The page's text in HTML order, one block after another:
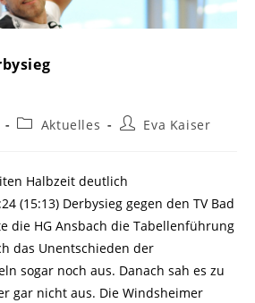
Beitrags-
Aktuelles
Beitrags-
Eva Kaiser
Halbzeit deutlich
(15:13) Derbysieg gegen den TV Bad
die HG Ansbach die Tabellenführung
das Unentschieden der
sogar noch aus. Danach sah es zu
gar nicht aus. Die Windsheimer